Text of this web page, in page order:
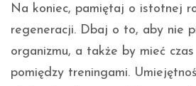
Na koniec, pamiętaj o istotnej
regeneracji. Dbaj o to, aby nie
organizmu, a także by mieć
pomiędzy treningami.